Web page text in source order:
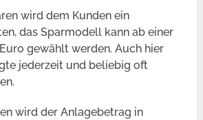
wird dem Kunden ein
das Sparmodell kann ab einer
gewählt werden. Auch hier
jederzeit und beliebig oft
wird der Anlagebetrag in